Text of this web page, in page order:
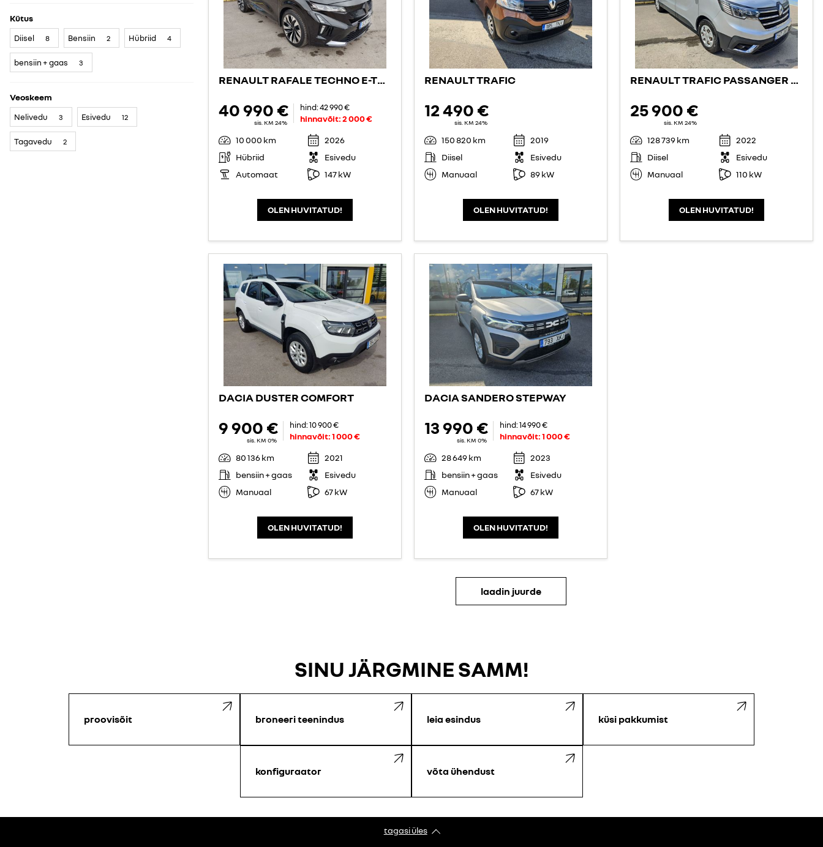
Kütus
Diisel 8 Bensiin 2 Hübriid 4
bensiin + gaas 3
Veoskeem
Nelivedu 3 Esivedu 12
Tagavedu 2
RENAULT RAFALE TECHNO E-TECH HYBRID 200
40 990 €
sis. KM 24%
hind:42 990 €
hinnavõit:2 000 €
10 000 km
2026
Hübriid
Esivedu
Automaat
147 kW
OLEN HUVITATUD!
RENAULT TRAFIC
12 490 €
sis. KM 24%
150 820 km
2019
Diisel
Esivedu
Manuaal
89 kW
OLEN HUVITATUD!
RENAULT TRAFIC PASSANGER PACK CLIM L2H1
25 900 €
sis. KM 24%
128 739 km
2022
Diisel
Esivedu
Manuaal
110 kW
OLEN HUVITATUD!
DACIA DUSTER COMFORT
9 900 €
sis. KM 0%
hind:10 900 €
hinnavõit:1 000 €
80 136 km
2021
bensiin + gaas
Esivedu
Manuaal
67 kW
OLEN HUVITATUD!
DACIA SANDERO STEPWAY
13 990 €
sis. KM 0%
hind:14 990 €
hinnavõit:1 000 €
28 649 km
2023
bensiin + gaas
Esivedu
Manuaal
67 kW
OLEN HUVITATUD!
laadin juurde
SINU JÄRGMINE SAMM!
proovisõit broneeri teenindus leia esindus küsi pakkumist
konfiguraator võta ühendust
tagasi üles